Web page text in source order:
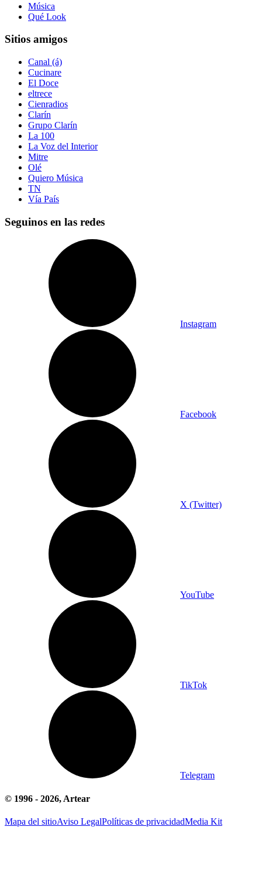
Música
Qué Look
Sitios amigos
Canal (á)
Cucinare
El Doce
eltrece
Cienradios
Clarín
Grupo Clarín
La 100
La Voz del Interior
Mitre
Olé
Quiero Música
TN
Vía País
Seguinos en las redes
Instagram
Facebook
X (Twitter)
YouTube
TikTok
Telegram
© 1996 - 2026, Artear
Mapa del sitioAviso LegalPolíticas de privacidadMedia Kit